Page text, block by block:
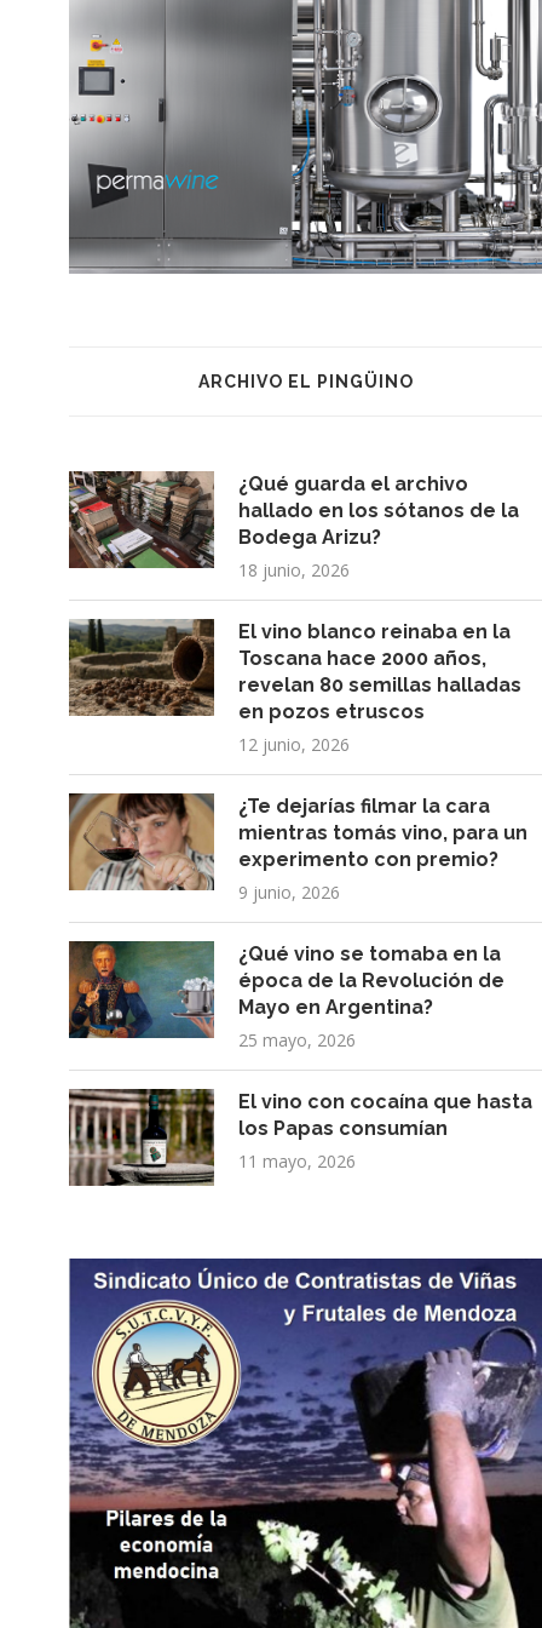
ARCHIVO EL PINGÜINO
¿Qué guarda el archivo
hallado en los sótanos de la
Bodega Arizu?
18 junio, 2026
El vino blanco reinaba en la
Toscana hace 2000 años,
revelan 80 semillas halladas
en pozos etruscos
12 junio, 2026
¿Te dejarías filmar la cara
mientras tomás vino, para un
experimento con premio?
9 junio, 2026
¿Qué vino se tomaba en la
época de la Revolución de
Mayo en Argentina?
25 mayo, 2026
El vino con cocaína que hasta
los Papas consumían
11 mayo, 2026